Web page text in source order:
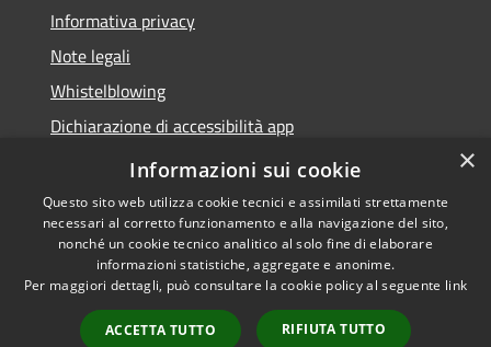
Informativa privacy
Note legali
Whistelblowing
Dichiarazione di accessibilità app
Dichiarazione di accessibilità sito
Accessibilità
Copyright © 2026 • Comune di
Ossona • Powered by
Municipium•
Accesso
×
Informazioni sui cookie
Questo sito web utilizza cookie tecnici e assimilati strettamente
necessari al corretto funzionamento e alla navigazione del sito,
nonché un cookie tecnico analitico al solo fine di elaborare
informazioni statistiche, aggregate e anonime.
Per maggiori dettagli, può consultare la cookie policy al seguente link
ACCETTA TUTTO RIFIUTA TUTTO